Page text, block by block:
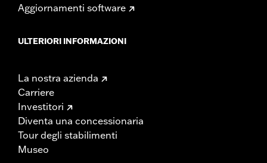
Aggiornamenti software
ULTERIORI INFORMAZIONI
La nostra azienda
Carriere
Investitori
Diventa una concessionaria
Tour degli stabilimenti
Museo